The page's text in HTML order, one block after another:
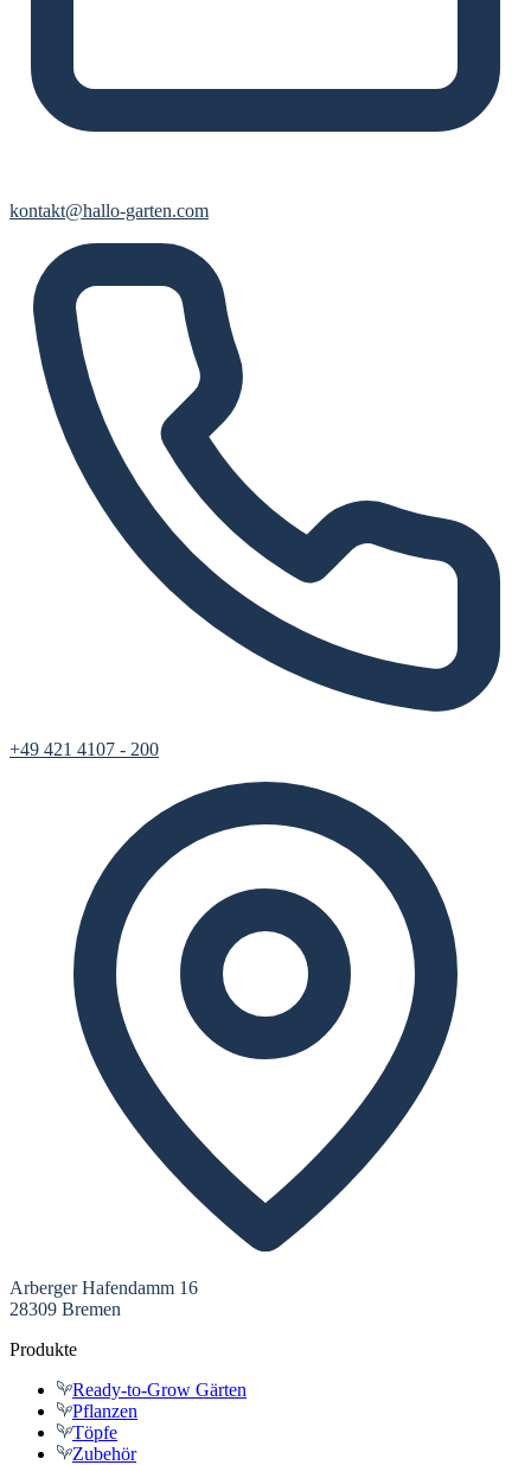
kontakt@hallo-garten.com
+49 421 4107 - 200
Arberger Hafendamm 16
28309 Bremen
Produkte
Ready-to-Grow Gärten
Pflanzen
Töpfe
Zubehör